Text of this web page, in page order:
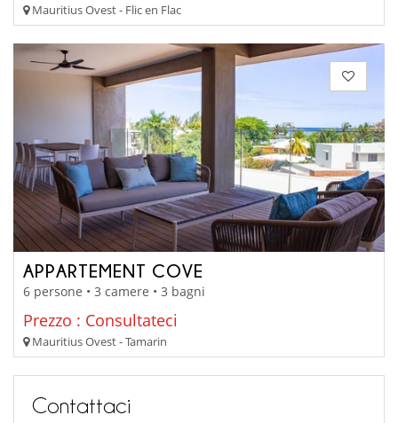
Mauritius Ovest - Flic en Flac
APPARTEMENT COVE
6 persone • 3 camere • 3 bagni
Prezzo : Consultateci
Mauritius Ovest - Tamarin
Contattaci